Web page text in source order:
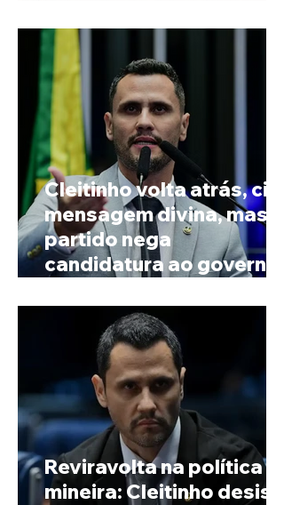
Cleitinho volta atrás, cita
mensagem divina, mas
partido nega
candidatura ao governo
Reviravolta na política
mineira: Cleitinho desiste